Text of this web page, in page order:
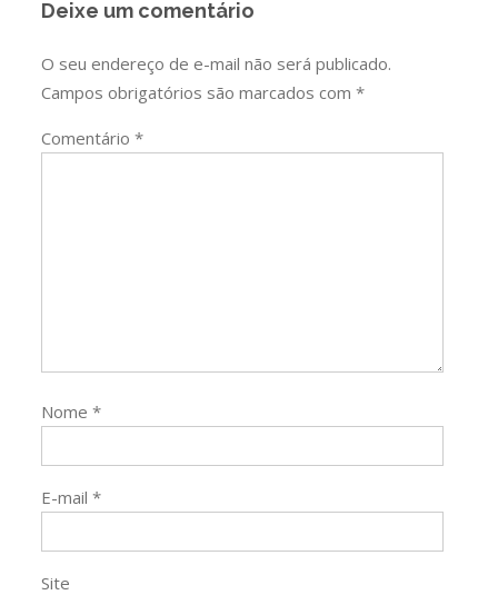
Deixe um comentário
O seu endereço de e-mail não será publicado.
Campos obrigatórios são marcados com*
Comentário*
Nome*
E-mail*
Site